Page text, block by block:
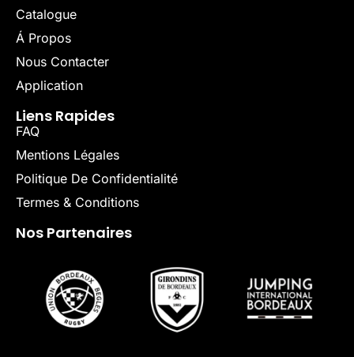
Catalogue
Á Propos
Nous Contacter
Application
Liens Rapides
FAQ
Mentions Légales
Politique De Confidentialité
Termes & Conditions
Nos Partenaires